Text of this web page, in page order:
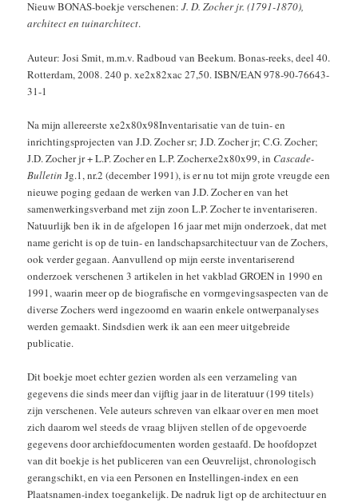
Nieuw BONAS-boekje verschenen:J. D. Zocher jr. (1791-1870),
architect en tuinarchitect.
Auteur: Josi Smit, m.m.v. Radboud van Beekum. Bonas-reeks, deel 40.
Rotterdam, 2008. 240 p. xe2x82xac 27,50. ISBN/EAN 978-90-76643-
31-1
Na mijn allereerste xe2x80x98Inventarisatie van de tuin- en
inrichtingsprojecten van J.D. Zocher sr; J.D. Zocher jr; C.G. Zocher;
J.D. Zocher jr + L.P. Zocher en L.P. Zocherxe2x80x99, in Cascade-
Bulletin Jg.1, nr.2 (december 1991), is er nu tot mijn grote vreugde een
nieuwe poging gedaan de werken van J.D. Zocher en van het
samenwerkingsverband met zijn zoon L.P. Zocher te inventariseren.
Natuurlijk ben ik in de afgelopen 16 jaar met mijn onderzoek, dat met
name gericht is op de tuin- en landschapsarchitectuur van de Zochers,
ook verder gegaan. Aanvullend op mijn eerste inventariserend
onderzoek verschenen 3 artikelen in het vakblad GROEN in 1990 en
1991, waarin meer op de biografische en vormgevingsaspecten van de
diverse Zochers werd ingezoomd en waarin enkele ontwerpanalyses
werden gemaakt. Sindsdien werk ik aan een meer uitgebreide
publicatie.
Dit boekje moet echter gezien worden als een verzameling van
gegevens die sinds meer dan vijftig jaar in de literatuur (199 titels)
zijn verschenen. Vele auteurs schreven van elkaar over en men moet
zich daarom wel steeds de vraag blijven stellen of de opgevoerde
gegevens door archiefdocumenten worden gestaafd. De hoofdopzet
van dit boekje is het publiceren van een Oeuvrelijst, chronologisch
gerangschikt, en via een Personen en Instellingen-index en een
Plaatsnamen-index toegankelijk. De nadruk ligt op de architectuur en